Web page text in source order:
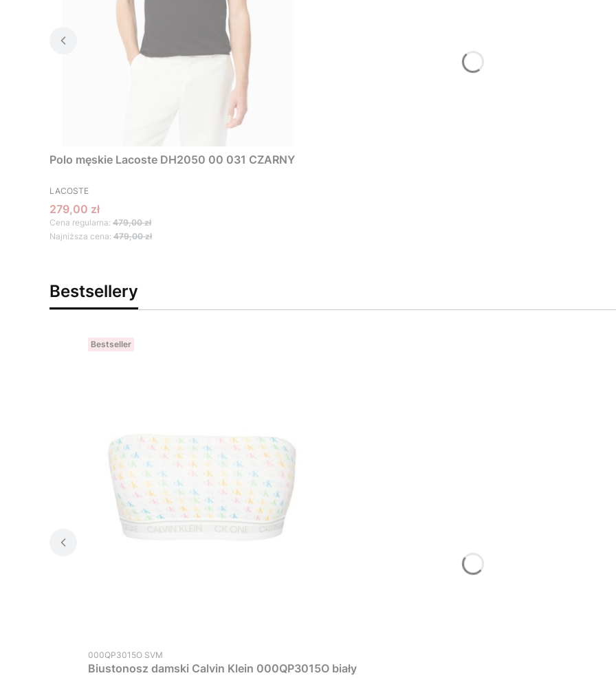
Polo męskie Lacoste DH2050 00 031 CZARNY
PRODUCENT
LACOSTE
Cena promocyjna
279,00 zł
Cena regularna: 479,00 zł
Najniższa cena: 479,00 zł
Bestsellery
Bestseller
Kod produktu
000QP3015O SVM
Biustonosz damski Calvin Klein 000QP3015O biały